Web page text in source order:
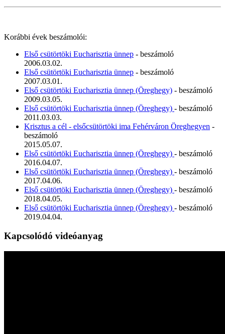
Korábbi évek beszámolói:
Első csütörtöki Eucharisztia ünnep - beszámoló
2006.03.02.
Első csütörtöki Eucharisztia ünnep - beszámoló
2007.03.01.
Első csütörtöki Eucharisztia ünnep (Öreghegy) - beszámoló
2009.03.05.
Első csütörtöki Eucharisztia ünnep (Öreghegy) - beszámoló
2011.03.03.
Krisztus a cél - elsőcsütörtöki ima Fehérváron Öreghegyen -
beszámoló
2015.05.07.
Első csütörtöki Eucharisztia ünnep (Öreghegy) - beszámoló
2016.04.07.
Első csütörtöki Eucharisztia ünnep (Öreghegy) - beszámoló
2017.04.06.
Első csütörtöki Eucharisztia ünnep (Öreghegy) - beszámoló
2018.04.05.
Első csütörtöki Eucharisztia ünnep (Öreghegy) - beszámoló
2019.04.04.
Kapcsolódó videóanyag